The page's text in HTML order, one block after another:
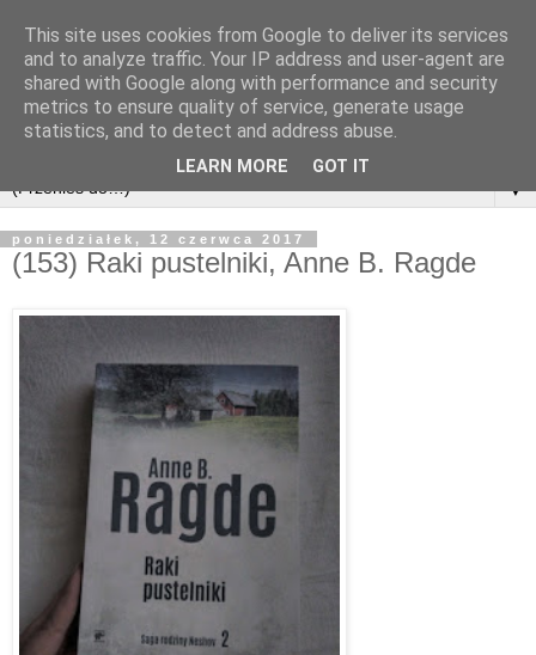
▼
poniedziałek, 12 czerwca 2017
(153) Raki pustelniki, Anne B. Ragde
This site uses cookies from Google to deliver its services
and to analyze traffic. Your IP address and user-agent are
shared with Google along with performance and security
metrics to ensure quality of service, generate usage
statistics, and to detect and address abuse.
LEARN MORE GOT IT